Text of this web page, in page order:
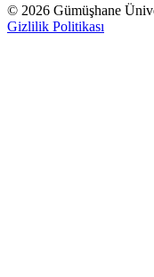
© 2026 Gümüşhane
Gizlilik Politikası